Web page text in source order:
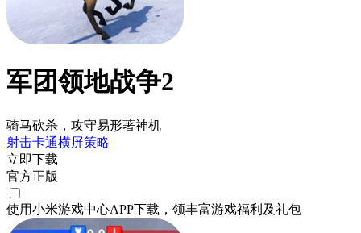
军团领地战争2
骑马砍杀，攻守易形著神机
射击卡通横屏策略
立即下载
官方正版
使用小米游戏中心APP下载 ，领丰富游戏福利 及礼包